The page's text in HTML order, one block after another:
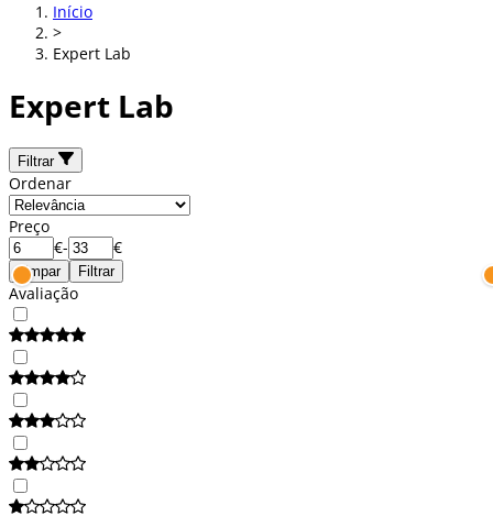
Início
>
Expert Lab
Expert Lab
Filtrar
Ordenar
Preço
€- €
Limpar Filtrar
Avaliação